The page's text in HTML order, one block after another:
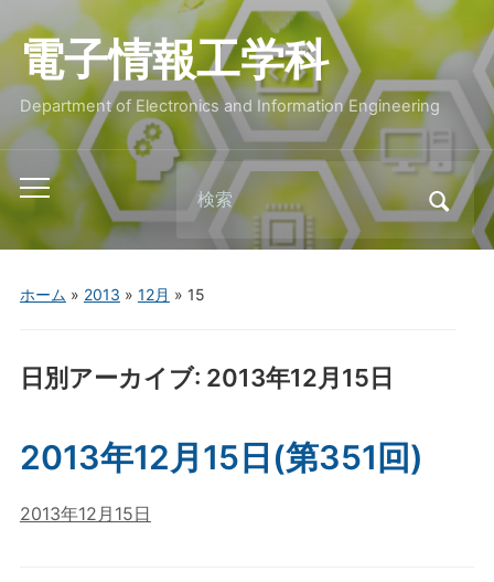
電子情報工学科
Department of Electronics and Information Engineering
Toggle
mobile
menu
Search
for:
ホーム » 2013 » 12月 » 15
日別アーカイブ: 2013年12月15日
2013年12月15日(第351回)
2013年12月15日